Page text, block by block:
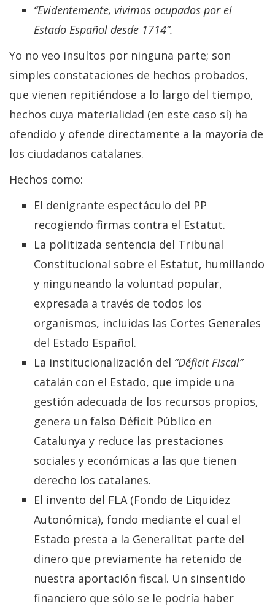
“Evidentemente, vivimos ocupados por el
Estado Español desde 1714”.
Yo no veo insultos por ninguna parte; son
simples constataciones de hechos probados,
que vienen repitiéndose a lo largo del tiempo,
hechos cuya materialidad (en este caso sí) ha
ofendido y ofende directamente a la mayoría de
los ciudadanos catalanes.
Hechos como:
El denigrante espectáculo del PP
recogiendo firmas contra el Estatut.
La politizada sentencia del Tribunal
Constitucional sobre el Estatut, humillando
y ninguneando la voluntad popular,
expresada a través de todos los
organismos, incluidas las Cortes Generales
del Estado Español.
La institucionalización del “Déficit Fiscal”
catalán con el Estado, que impide una
gestión adecuada de los recursos propios,
genera un falso Déficit Público en
Catalunya y reduce las prestaciones
sociales y económicas a las que tienen
derecho los catalanes.
El invento del FLA (Fondo de Liquidez
Autonómica), fondo mediante el cual el
Estado presta a la Generalitat parte del
dinero que previamente ha retenido de
nuestra aportación fiscal. Un sinsentido
financiero que sólo se le podría haber